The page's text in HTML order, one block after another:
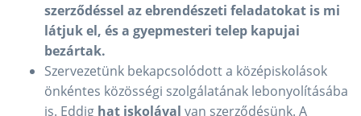
szerződéssel az ebrendészeti feladatokat is mi
látjuk el, és a gyepmesteri telep kapujai
bezártak.
Szervezetünk bekapcsolódott a középiskolások
önkéntes közösségi szolgálatának lebonyolításába
is. Eddig hat iskolával van szerződésünk. A